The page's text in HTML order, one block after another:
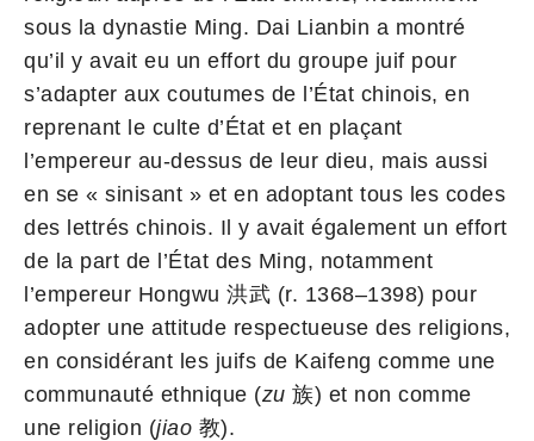
sous la dynastie Ming. Dai Lianbin a montré
qu’il y avait eu un effort du groupe juif pour
s’adapter aux coutumes de l’État chinois, en
reprenant le culte d’État et en plaçant
l’empereur au-dessus de leur dieu, mais aussi
en se « sinisant » et en adoptant tous les codes
des lettrés chinois. Il y avait également un effort
de la part de l’État des Ming, notamment
l’empereur Hongwu 洪武 (r. 1368–1398) pour
adopter une attitude respectueuse des religions,
en considérant les juifs de Kaifeng comme une
communauté ethnique (zu 族) et non comme
une religion (jiao 教).